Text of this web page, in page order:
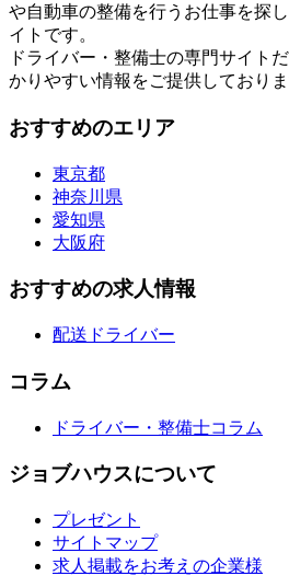
や自動車の整備を行うお仕事を探
イトです。
ドライバー・整備士の専門サイト
かりやすい情報をご提供しておりま
おすすめのエリア
東京都
神奈川県
愛知県
大阪府
おすすめの求人情報
配送ドライバー
コラム
ドライバー・整備士コラム
ジョブハウスについて
プレゼント
サイトマップ
求人掲載をお考えの企業様